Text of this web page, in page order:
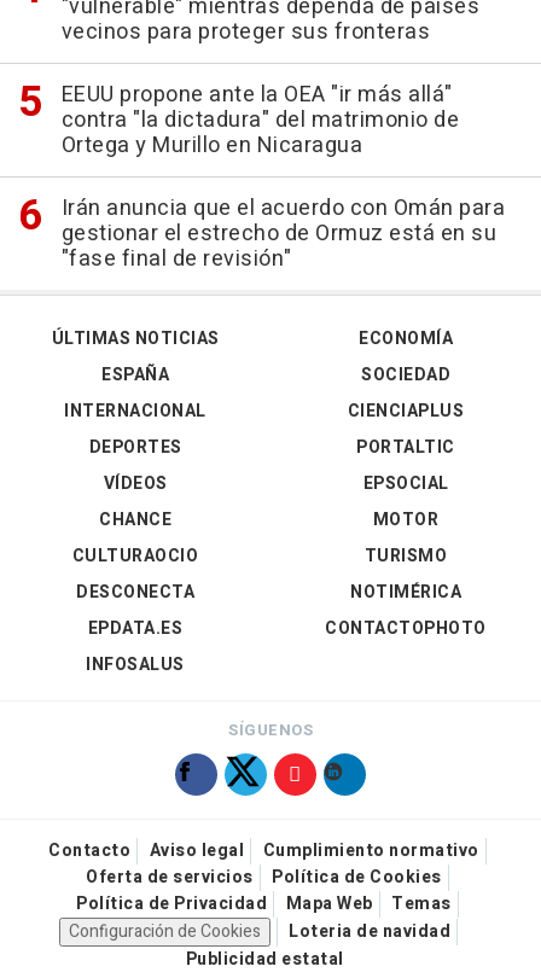
"vulnerable" mientras dependa de países
vecinos para proteger sus fronteras
EEUU propone ante la OEA "ir más allá"
contra "la dictadura" del matrimonio de
Ortega y Murillo en Nicaragua
Irán anuncia que el acuerdo con Omán para
gestionar el estrecho de Ormuz está en su
"fase final de revisión"
ÚLTIMAS NOTICIAS
ESPAÑA
INTERNACIONAL
DEPORTES
VÍDEOS
ECONOMÍA
SOCIEDAD
CIENCIAPLUS
PORTALTIC
EPSOCIAL
CHANCE
CULTURAOCIO
DESCONECTA
EPDATA.ES
INFOSALUS
MOTOR
TURISMO
NOTIMÉRICA
CONTACTOPHOTO
SÍGUENOS
Contacto Aviso legal
Cumplimiento normativo
Oferta de servicios
Política de Cookies
Política de Privacidad
Mapa Web
Temas
Configuración de Cookies
Loteria de navidad
Publicidad estatal